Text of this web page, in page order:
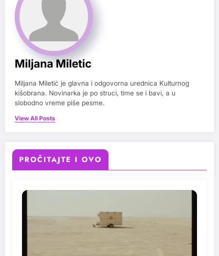
Miljana Miletic
Miljana Miletić je glavna i odgovorna urednica Kulturnog
kišobrana. Novinarka je po struci, time se i bavi, a u
slobodno vreme piše pesme.
View All Posts
PROČITAJTE I OVO